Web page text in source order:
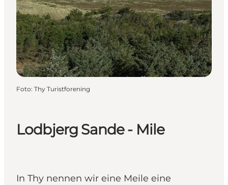
Unterkunft
Mach deine Urlaubsplanung
Lodbjerg Sande - Mile
In Thy nennen wir eine Meile eine
Foto: Thy Turistforening